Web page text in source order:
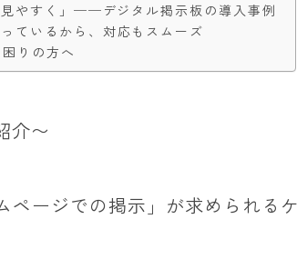
見やすく」──デジタル掲示板の導入事例
ているから、対応もスムーズ
りの方へ
介〜
ージでの掲示」が求められる